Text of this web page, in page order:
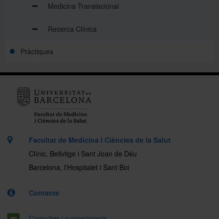
Medicina Translacional
Recerca Clínica
Pràctiques
Facultat de Medicina i Ciències de la Salut
Clínic, Bellvitge i Sant Joan de Déu
Barcelona, l'Hospitalet i Sant Boi
Contacte